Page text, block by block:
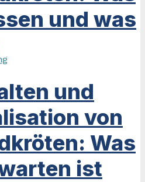
und was
und
von
Was
ist